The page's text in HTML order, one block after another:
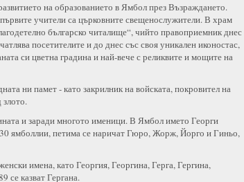
на образованието в Ямбол през Възраждането.
учители са църковните свещенослужители. В храм
българско читалище“, чийто правоприемник днес
посетителите и до днес със своя уникален иконостас,
си цветна градина и най-вече с реликвите и мощите на
ни памет - като закрилник на войската, покровител на
злото.
и заради многото именици. В Ямбол името Георги
ямболлии, петима се наричат Гюро, Жорж, Йорго и Гиньо,
имена, като Георгия, Георгина, Герга, Гергина,
се казват Гергана.